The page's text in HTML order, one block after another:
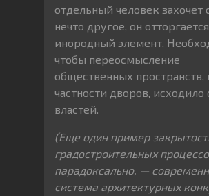
отдельный человек захочет
нечто другое, он
инородный элемент.
чтобы переосмысление
общественных пространств,
частности дворов, исходило
властей.
(Еще один пример
градостроительных
парадоксально, —
система архитектурных